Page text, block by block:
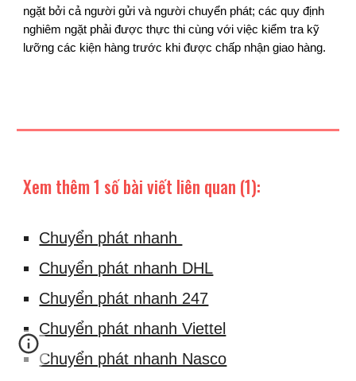
ngặt bởi cả người gửi và người chuyển phát; các quy định
nghiêm ngặt phải được thực thi cùng với việc kiểm tra kỹ
lưỡng các kiện hàng trước khi được chấp nhận giao hàng.
Xem thêm 1 số bài viết liên quan (1):
Chuyển phát nhanh
Chuyển phát nhanh DHL
Chuyển phát nhanh 247
Chuyển phát nhanh Viettel
Chuyển phát nhanh Nasco